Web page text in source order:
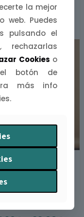
Tote bag
/
la mejor
web. Puedes
pulsando el
, rechazarlas
Cookies o
el botón de
más info